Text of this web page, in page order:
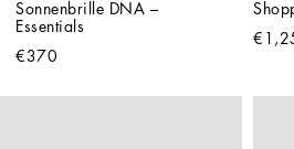
Sonnenbrille DNA –
Essentials
€370